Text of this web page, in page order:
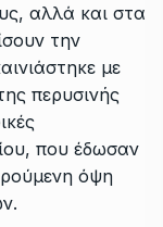
αλλά και στα
την
με
περυσινής
που έδωσαν
όψη